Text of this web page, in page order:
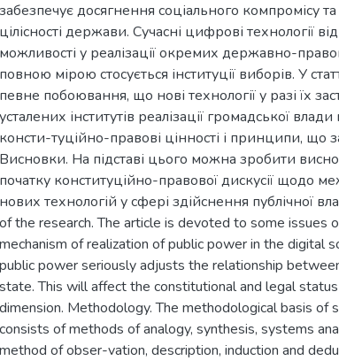
забезпечує досягнення соціального компромісу
цілісності держави. Сучасні цифрові технології
можливості у реалізації окремих державно-
повною мірою стосується інституції виборів. У
певне побоювання, що нові технології у разі їх
усталених інститутів реалізації громадської
консти-туційно-правові цінності і принципи, що
Висновки. На підставі цього можна зробити
початку конституційно-правової дискусії щодо
нових технологій у сфері здійснення публічної
of the research. The article is devoted to some issues
mechanism of realization of public power in the digital
public power seriously adjusts the relationship
state. This will affect the constitutional and legal
dimension. Methodology. The methodological basis of
consists of methods of analogy, synthesis, systems
method of obser-vation, description, induction and